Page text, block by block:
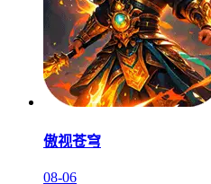
傲视苍穹
08-06